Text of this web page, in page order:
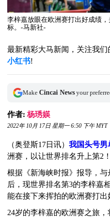
李梓嘉放眼在欧洲赛打出好成绩
标。-马新社-
最新精彩大马新闻，关注我们
小红书!
Make Cincai News your
作者: 杨琇媖
2022年 10月 17日 星期一 6:50 下午 MYT
（奥登斯17日讯） 我国头号男
洲赛，以让世界排名升上第2！
根据《新海峡时报》报导，
后，现世界排名第3的李梓嘉
能在接下来挥拍的欧洲赛打出
24岁的李梓嘉的欧洲赛之旅